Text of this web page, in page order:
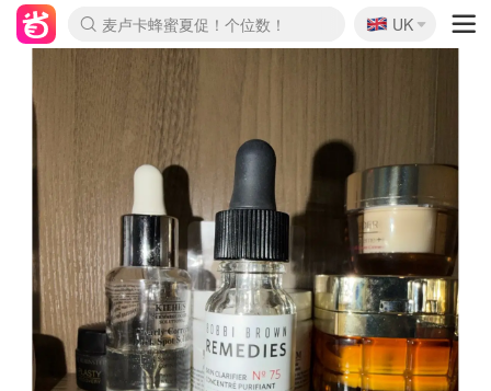
麦卢卡蜂蜜夏促！个位数！
Prada/Miu 4.8折！
啥？必胜客披萨5折！
🇬🇧
UK